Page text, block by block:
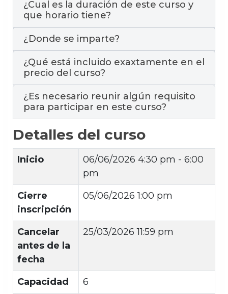
¿Cual es la duración de este curso y
que horario tiene?
¿Donde se imparte?
¿Qué está incluido exaxtamente en el
precio del curso?
¿Es necesario reunir algún requisito
para participar en este curso?
Detalles del curso
Inicio 06/06/2026 4:30 pm - 6:00
pm
Cierre
inscripción
05/06/2026 1:00 pm
Cancelar
antes de la
fecha
25/03/2026 11:59 pm
Capacidad
6